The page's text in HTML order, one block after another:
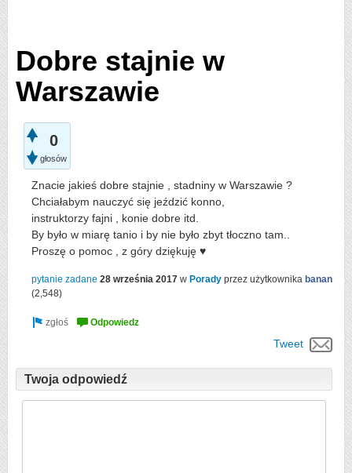
Dobre stajnie w
Warszawie
0
głosów
Znacie jakieś dobre stajnie , stadniny w Warszawie ?
Chciałabym nauczyć się jeździć konno,
instruktorzy fajni , konie dobre itd.
By było w miarę tanio i by nie było zbyt tłoczno tam..
Proszę o pomoc , z góry dziękuję ♥
pytanie zadane 28 września 2017 w Porady przez użytkownika banan
(2,548)
Tweet
Twoja odpowiedź